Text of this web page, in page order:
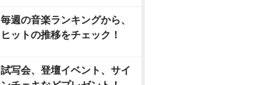
毎週の音楽ランキングから、
ヒットの推移をチェック！
試写会、登壇イベント、サイ